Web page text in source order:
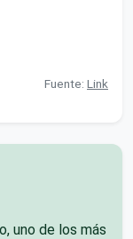
Fuente: Link
uno de los más